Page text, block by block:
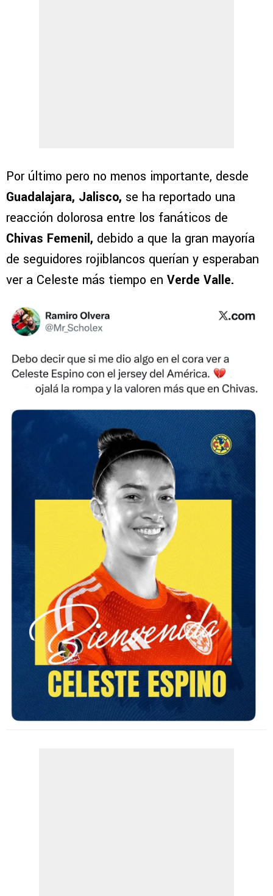
Por último pero no menos importante, desde
Guadalajara, Jalisco, se ha reportado una
reacción dolorosa entre los fanáticos de
Chivas Femenil, debido a que la gran mayoría
de seguidores rojiblancos querían y esperaban
ver a Celeste más tiempo en Verde Valle.